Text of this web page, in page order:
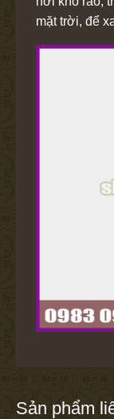
mặt trời, để
Sản phẩm